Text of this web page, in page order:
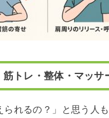
トレ・整体・マッサ
られるの？」と思う人